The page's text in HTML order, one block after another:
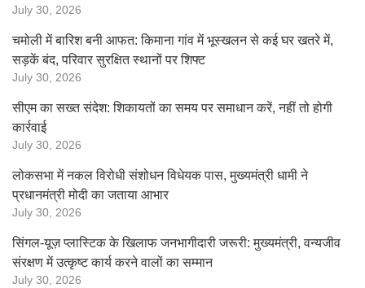
July 30, 2026
चमोली में बारिश बनी आफत: किमाना गांव में भूस्खलन से कई घर खतरे में,
सड़कें बंद, परिवार सुरक्षित स्थानों पर शिफ्ट
July 30, 2026
सीएम का सख्त संदेश: शिकायतों का समय पर समाधान करें, नहीं तो होगी
कार्रवाई
July 30, 2026
लोकसभा में नकल विरोधी संशोधन विधेयक पास, मुख्यमंत्री धामी ने
प्रधानमंत्री मोदी का जताया आभार
July 30, 2026
सिंगल-यूज़ प्लास्टिक के खिलाफ जनभागीदारी जरूरी: मुख्यमंत्री, वन्यजीव
संरक्षण में उत्कृष्ट कार्य करने वालों का सम्मान
July 30, 2026